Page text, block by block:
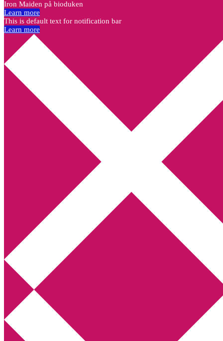
Annikas litteratur- och kulturblogg
Deckare, kriminalromaner, thrillers
Iron Maiden på bioduken
Learn more
This is default text for notification bar
Learn more